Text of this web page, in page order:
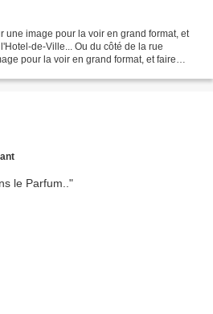
une image pour la voir en grand format, et
de-Ville... Ou du côté de la rue
pour la voir en grand format, et faire